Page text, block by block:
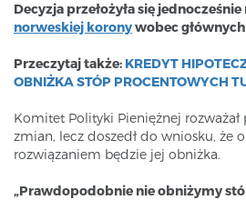
Decyzja przełożyła się jednocześnie
norweskiej koronywobec
Przeczytaj także: KREDYT
OBNIŻKA STÓP PROCENTOWYCH
Komitet Polityki Pieniężnej rozważał
zmian, lecz doszedł do wniosku, że
rozwiązaniem będzie jej obniżka.
„Prawdopodobnie nie obniżymy